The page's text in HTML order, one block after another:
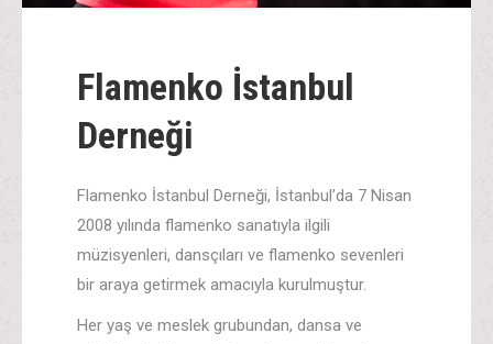
Flamenko İstanbul
Derneği
Flamenko İstanbul Derneği, İstanbul’da 7 Nisan
2008 yılında flamenko sanatıyla ilgili
müzisyenleri, dansçıları ve flamenko sevenleri
bir araya getirmek amacıyla kurulmuştur.
Her yaş ve meslek grubundan, dansa ve